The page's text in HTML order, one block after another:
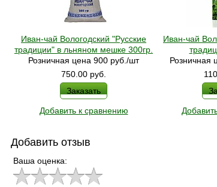
Иван-чай Вологодский "Русские
традиции" в льняном мешке 300гр.
Розничная цена 900 руб./шт
750.00 руб.
Заказать
Добавить к сравнению
Иван-чай
Розничная
Добавить отзыв
Ваша оценка: